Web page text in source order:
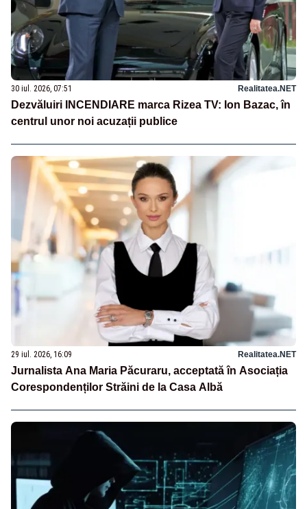
30 iul. 2026, 07:51 Realitatea.NET
Dezvăluiri INCENDIARE marca Rizea TV: Ion Bazac, în
centrul unor noi acuzații publice
29 iul. 2026, 16:09 Realitatea.NET
Jurnalista Ana Maria Păcuraru, acceptată în Asociația
Corespondenților Străini de la Casa Albă